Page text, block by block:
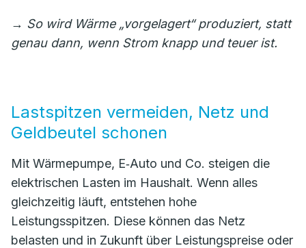
→ So wird Wärme „vorgelagert“ produziert, statt
genau dann, wenn Strom knapp und teuer ist.
Lastspitzen vermeiden, Netz und
Geldbeutel schonen
Mit Wärmepumpe, E‑Auto und Co. steigen die
elektrischen Lasten im Haushalt. Wenn alles
gleichzeitig läuft, entstehen hohe
Leistungsspitzen. Diese können das Netz
belasten und in Zukunft über Leistungspreise oder